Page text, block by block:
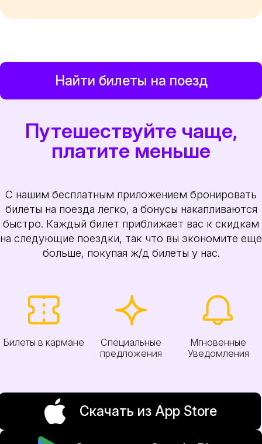
Найти билеты на поезд
Путешествуйте чаще,
платите меньше
С нашим бесплатным приложением бронировать
билеты на поезда легко, а бонусы накапливаются
быстро. Каждый билет приближает вас к скидкам
на следующие поездки, так что вы экономите еще
больше, покупая ж/д билеты у нас.
Билеты в кармане
Специальные
предложения
Мгновенные
Уведомления
Скачать из App Store